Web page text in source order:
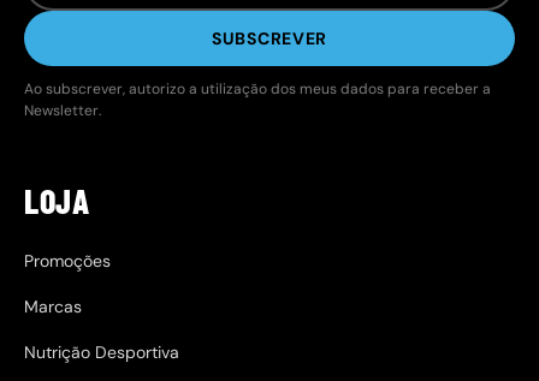
SUBSCREVER
Ao subscrever, autorizo a utilização dos meus dados para receber a
Newsletter.
LOJA
Promoções
Marcas
Nutrição Desportiva